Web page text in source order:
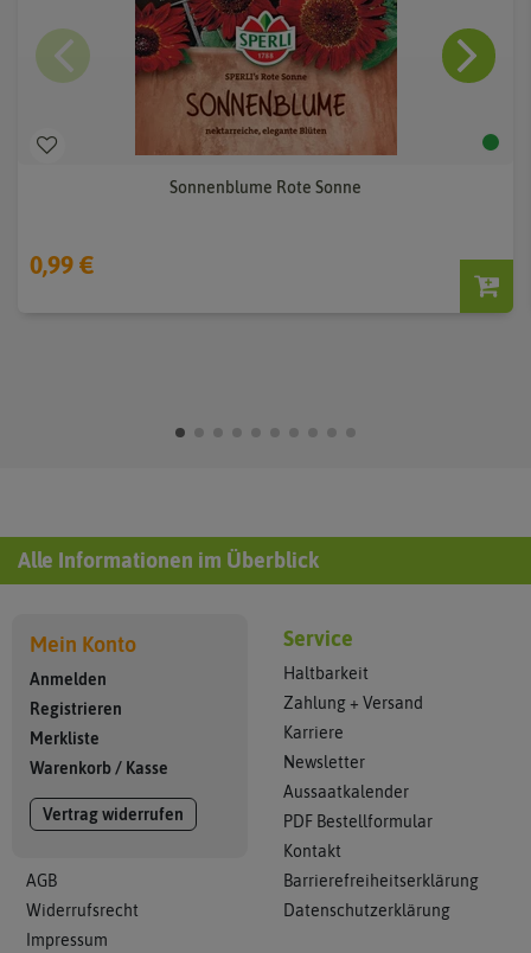
Sonnenblume Rote Sonne
0,99 €
Alle Informationen im Überblick
Mein Konto
Anmelden
Registrieren
Merkliste
Warenkorb/ Kasse
Vertrag widerrufen
AGB
Widerrufsrecht
Impressum
Service
Haltbarkeit
Zahlung + Versand
Karriere
Newsletter
Aussaatkalender
PDF Bestellformular
Kontakt
Barrierefreiheitserklärung
Datenschutzerklärung